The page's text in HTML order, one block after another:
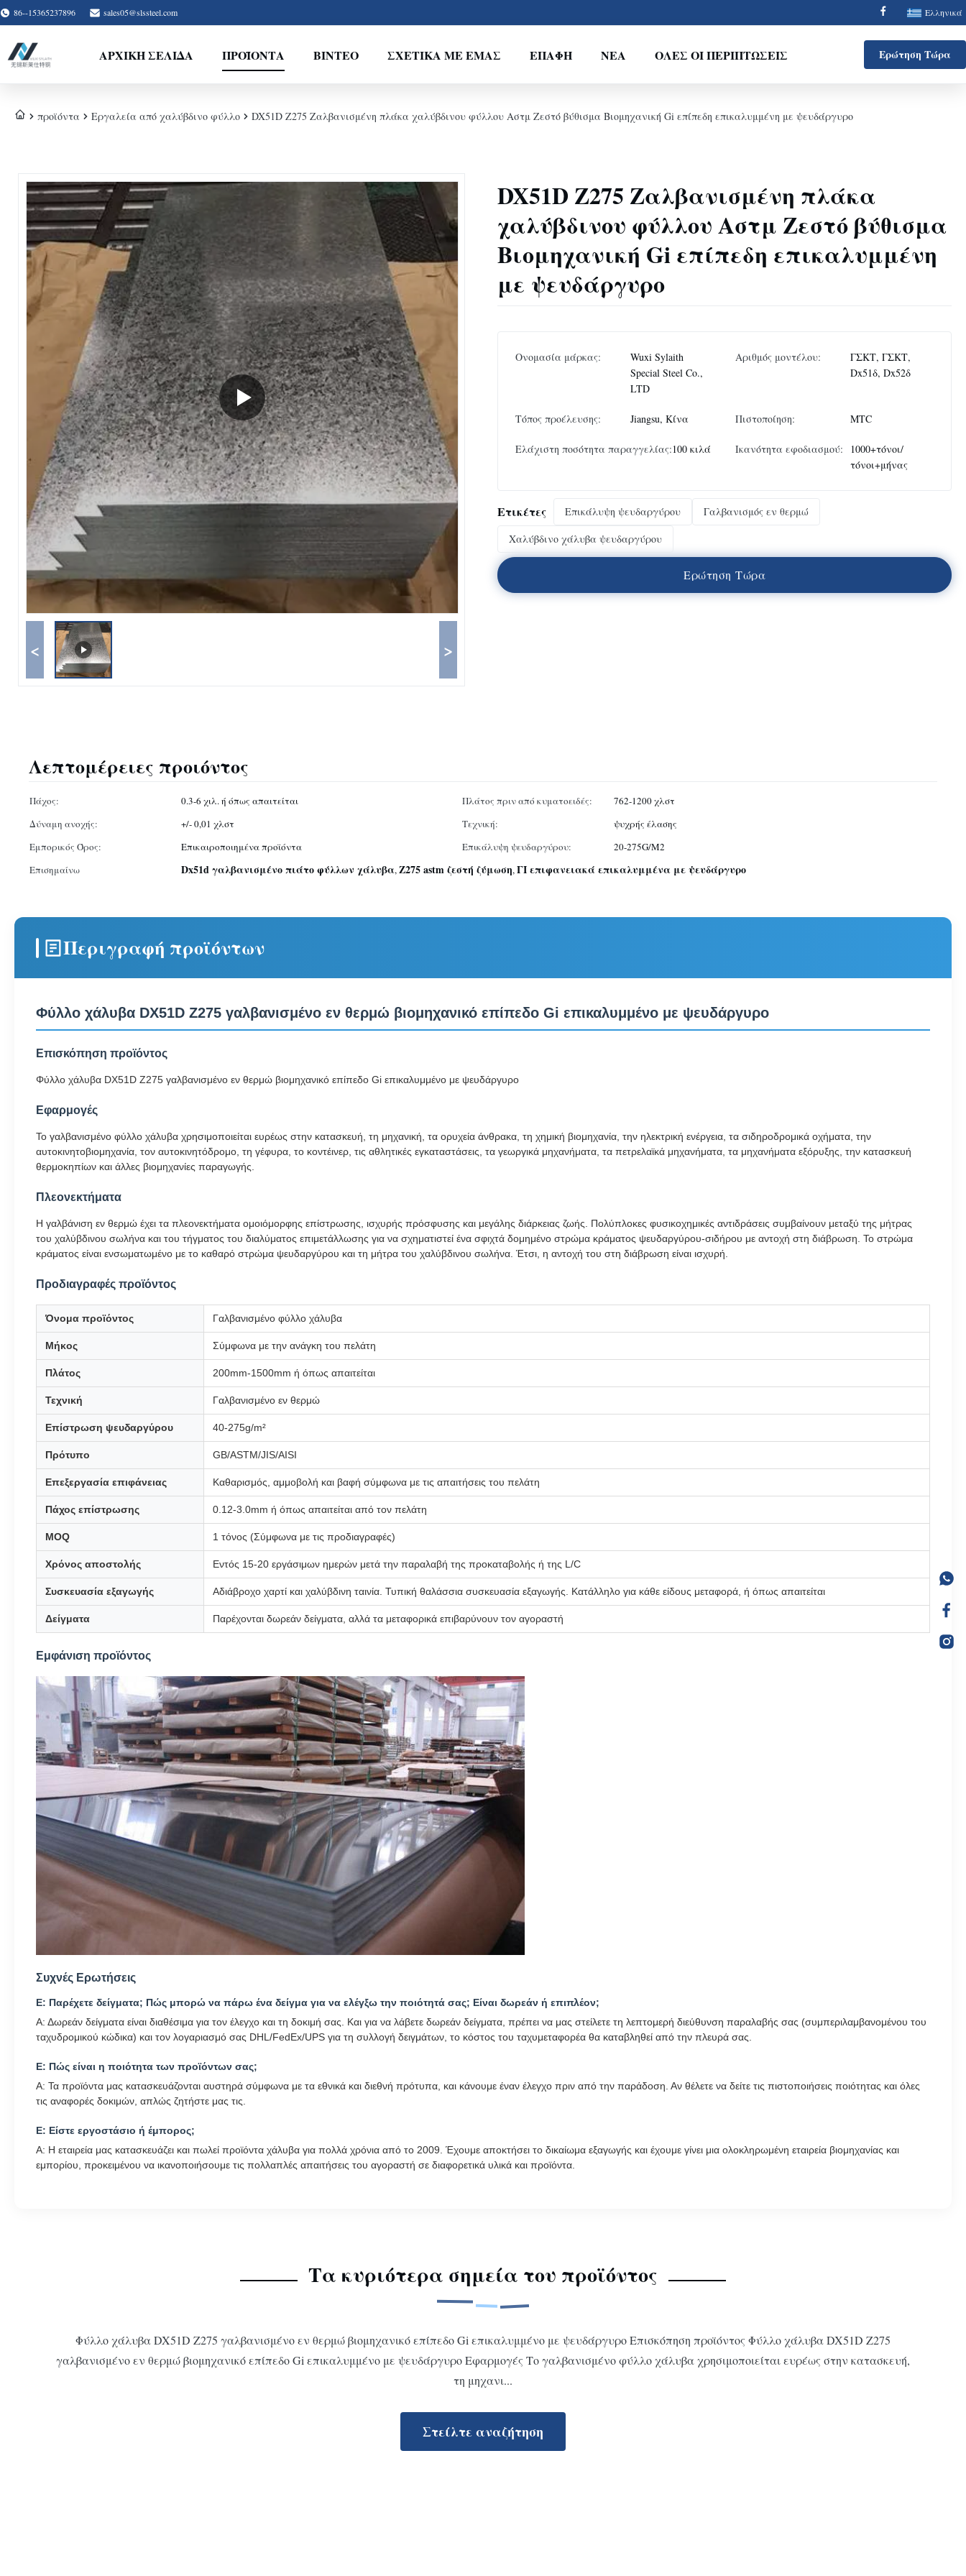
86--15365237896 sales05@slssteel.com Ελληνικά
ΑΡΧΙΚΉ ΣΕΛΊΔΑ ΠΡΟΪΌΝΤΑ ΒΊΝΤΕΟ ΣΧΕΤΙΚΆ ΜΕ ΕΜΆΣ ΕΠΑΦΉ ΝΈΑ ΌΛΕΣ ΟΙ ΠΕΡΙΠΤΏΣΕΙΣ Ερώτηση Τώρα
προϊόντα Εργαλεία από χαλύβδινο φύλλο DX51D Z275 Ζαλβανισμένη πλάκα χαλύβδινου φύλλου Αστμ Ζεστό βύθισμα Βιομηχανική Gi επίπεδη επικαλυμμένη με ψευδάργυρο
< >
DX51D Z275 Ζαλβανισμένη πλάκα
χαλύβδινου φύλλου Αστμ Ζεστό βύθισμα
Βιομηχανική Gi επίπεδη επικαλυμμένη
με ψευδάργυρο
Ονομασία μάρκας:
Wuxi Sylaith
Special Steel Co.,
LTD
Αριθμός μοντέλου:
ΓΣΚΤ, ΓΣΚΤ,
Dx51δ, Dx52δ
Τόπος προέλευσης: Jiangsu, Κίνα Πιστοποίηση: MTC
Ελάχιστη ποσότητα παραγγελίας:100 κιλά Ικανότητα εφοδιασμού:
1000+τόνοι/
τόνοι+μήνας
Ετικέτες Επικάλυψη ψευδαργύρου
Γαλβανισμός εν θερμώ
Χαλύβδινο χάλυβα ψευδαργύρου
Ερώτηση Τώρα
Λεπτομέρειες προιόντος
Πάχος: 0.3-6 χιλ. ή όπως απαιτείται Πλάτος πριν από κυματοειδές:
762-1200 χλστ
Δύναμη ανοχής:
+/- 0,01 χλστ Τεχνική:
ψυχρής έλασης
Εμπορικός Όρος:
Επικαιροποιημένα προϊόντα Επικάλυψη ψευδαργύρου:
20-275G/M2
Επισημαίνω
Dx51d γαλβανισμένο πιάτο φύλλων χάλυβα,Z275 astm ζεστή ζύμωση,ΓΙ επιφανειακά επικαλυμμένα με ψευδάργυρο
Περιγραφή προϊόντων
Φύλλο χάλυβα DX51D Z275 γαλβανισμένο εν θερμώ βιομηχανικό επίπεδο Gi επικαλυμμένο με ψευδάργυρο
Επισκόπηση προϊόντος
Φύλλο χάλυβα DX51D Z275 γαλβανισμένο εν θερμώ βιομηχανικό επίπεδο Gi επικαλυμμένο με ψευδάργυρο
Εφαρμογές
Το γαλβανισμένο φύλλο χάλυβα χρησιμοποιείται ευρέως στην κατασκευή, τη μηχανική, τα ορυχεία άνθρακα, τη χημική βιομηχανία, την ηλεκτρική ενέργεια, τα σιδηροδρομικά οχήματα, την
αυτοκινητοβιομηχανία, τον αυτοκινητόδρομο, τη γέφυρα, το κοντέινερ, τις αθλητικές εγκαταστάσεις, τα γεωργικά μηχανήματα, τα πετρελαϊκά μηχανήματα, τα μηχανήματα εξόρυξης, την κατασκευή
θερμοκηπίων και άλλες βιομηχανίες παραγωγής.
Πλεονεκτήματα
Η γαλβάνιση εν θερμώ έχει τα πλεονεκτήματα ομοιόμορφης επίστρωσης, ισχυρής πρόσφυσης και μεγάλης διάρκειας ζωής. Πολύπλοκες φυσικοχημικές αντιδράσεις συμβαίνουν μεταξύ της μήτρας
του χαλύβδινου σωλήνα και του τήγματος του διαλύματος επιμετάλλωσης για να σχηματιστεί ένα σφιχτά δομημένο στρώμα κράματος ψευδαργύρου-σιδήρου με αντοχή στη διάβρωση. Το στρώμα
κράματος είναι ενσωματωμένο με το καθαρό στρώμα ψευδαργύρου και τη μήτρα του χαλύβδινου σωλήνα. Έτσι, η αντοχή του στη διάβρωση είναι ισχυρή.
Προδιαγραφές προϊόντος
Όνομα προϊόντος Γαλβανισμένο φύλλο χάλυβα
Μήκος Σύμφωνα με την ανάγκη του πελάτη
Πλάτος 200mm-1500mm ή όπως απαιτείται
Τεχνική Γαλβανισμένο εν θερμώ
Επίστρωση ψευδαργύρου 40-275g/m²
Πρότυπο GB/ASTM/JIS/AISI
Επεξεργασία επιφάνειας Καθαρισμός, αμμοβολή και βαφή σύμφωνα με τις απαιτήσεις του πελάτη
Πάχος επίστρωσης 0.12-3.0mm ή όπως απαιτείται από τον πελάτη
MOQ 1 τόνος (Σύμφωνα με τις προδιαγραφές)
Χρόνος αποστολής Εντός 15-20 εργάσιμων ημερών μετά την παραλαβή της προκαταβολής ή της L/C
Συσκευασία εξαγωγής Αδιάβροχο χαρτί και χαλύβδινη ταινία. Τυπική θαλάσσια συσκευασία εξαγωγής. Κατάλληλο για κάθε είδους μεταφορά, ή όπως απαιτείται
Δείγματα Παρέχονται δωρεάν δείγματα, αλλά τα μεταφορικά επιβαρύνουν τον αγοραστή
Εμφάνιση προϊόντος
Συχνές Ερωτήσεις
Ε: Παρέχετε δείγματα; Πώς μπορώ να πάρω ένα δείγμα για να ελέγξω την ποιότητά σας; Είναι δωρεάν ή επιπλέον;
Α: Δωρεάν δείγματα είναι διαθέσιμα για τον έλεγχο και τη δοκιμή σας. Και για να λάβετε δωρεάν δείγματα, πρέπει να μας στείλετε τη λεπτομερή διεύθυνση παραλαβής σας (συμπεριλαμβανομένου του
ταχυδρομικού κώδικα) και τον λογαριασμό σας DHL/FedEx/UPS για τη συλλογή δειγμάτων, το κόστος του ταχυμεταφορέα θα καταβληθεί από την πλευρά σας.
Ε: Πώς είναι η ποιότητα των προϊόντων σας;
Α: Τα προϊόντα μας κατασκευάζονται αυστηρά σύμφωνα με τα εθνικά και διεθνή πρότυπα, και κάνουμε έναν έλεγχο πριν από την παράδοση. Αν θέλετε να δείτε τις πιστοποιήσεις ποιότητας και όλες
τις αναφορές δοκιμών, απλώς ζητήστε μας τις.
Ε: Είστε εργοστάσιο ή έμπορος;
Α: Η εταιρεία μας κατασκευάζει και πωλεί προϊόντα χάλυβα για πολλά χρόνια από το 2009. Έχουμε αποκτήσει το δικαίωμα εξαγωγής και έχουμε γίνει μια ολοκληρωμένη εταιρεία βιομηχανίας και
εμπορίου, προκειμένου να ικανοποιήσουμε τις πολλαπλές απαιτήσεις του αγοραστή σε διαφορετικά υλικά και προϊόντα.
Τα κυριότερα σημεία του προϊόντος
Φύλλο χάλυβα DX51D Z275 γαλβανισμένο εν θερμώ βιομηχανικό επίπεδο Gi επικαλυμμένο με ψευδάργυρο Επισκόπηση προϊόντος Φύλλο χάλυβα DX51D Z275
γαλβανισμένο εν θερμώ βιομηχανικό επίπεδο Gi επικαλυμμένο με ψευδάργυρο Εφαρμογές Το γαλβανισμένο φύλλο χάλυβα χρησιμοποιείται ευρέως στην κατασκευή,
τη μηχανι...
Στείλτε αναζήτηση